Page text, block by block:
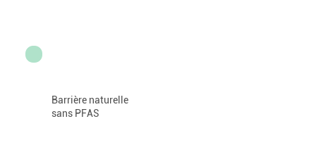
Barrière naturelle
sans PFAS